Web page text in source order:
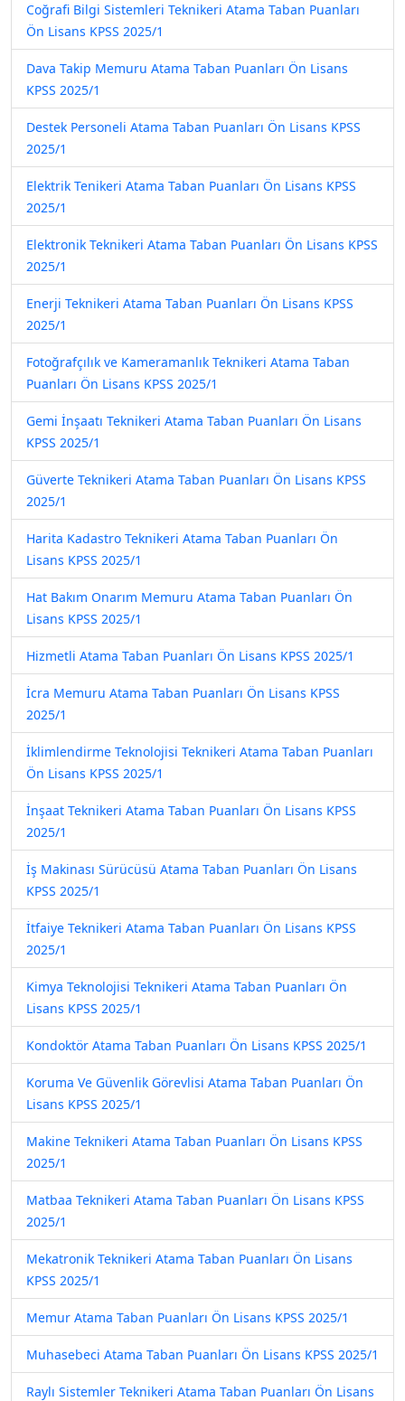
Coğrafi Bilgi Sistemleri Teknikeri Atama Taban Puanları
Ön Lisans KPSS 2025/1
Dava Takip Memuru Atama Taban Puanları Ön Lisans
KPSS 2025/1
Destek Personeli Atama Taban Puanları Ön Lisans KPSS
2025/1
Elektrik Tenikeri Atama Taban Puanları Ön Lisans KPSS
2025/1
Elektronik Teknikeri Atama Taban Puanları Ön Lisans KPSS
2025/1
Enerji Teknikeri Atama Taban Puanları Ön Lisans KPSS
2025/1
Fotoğrafçılık ve Kameramanlık Teknikeri Atama Taban
Puanları Ön Lisans KPSS 2025/1
Gemi İnşaatı Teknikeri Atama Taban Puanları Ön Lisans
KPSS 2025/1
Güverte Teknikeri Atama Taban Puanları Ön Lisans KPSS
2025/1
Harita Kadastro Teknikeri Atama Taban Puanları Ön
Lisans KPSS 2025/1
Hat Bakım Onarım Memuru Atama Taban Puanları Ön
Lisans KPSS 2025/1
Hizmetli Atama Taban Puanları Ön Lisans KPSS 2025/1
İcra Memuru Atama Taban Puanları Ön Lisans KPSS
2025/1
İklimlendirme Teknolojisi Teknikeri Atama Taban Puanları
Ön Lisans KPSS 2025/1
İnşaat Teknikeri Atama Taban Puanları Ön Lisans KPSS
2025/1
İş Makinası Sürücüsü Atama Taban Puanları Ön Lisans
KPSS 2025/1
İtfaiye Teknikeri Atama Taban Puanları Ön Lisans KPSS
2025/1
Kimya Teknolojisi Teknikeri Atama Taban Puanları Ön
Lisans KPSS 2025/1
Kondoktör Atama Taban Puanları Ön Lisans KPSS 2025/1
Koruma Ve Güvenlik Görevlisi Atama Taban Puanları Ön
Lisans KPSS 2025/1
Makine Teknikeri Atama Taban Puanları Ön Lisans KPSS
2025/1
Matbaa Teknikeri Atama Taban Puanları Ön Lisans KPSS
2025/1
Mekatronik Teknikeri Atama Taban Puanları Ön Lisans
KPSS 2025/1
Memur Atama Taban Puanları Ön Lisans KPSS 2025/1
Muhasebeci Atama Taban Puanları Ön Lisans KPSS 2025/1
Raylı Sistemler Teknikeri Atama Taban Puanları Ön Lisans